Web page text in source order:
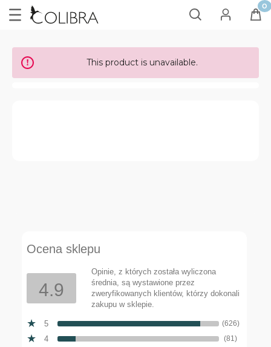
This product is unavailable.
Ocena sklepu
4.9
Opinie, z których została wyliczona
średnia, są wystawione przez
zweryfikowanych klientów, którzy dokonali
zakupu w sklepie.
5 (626)
4 (81)